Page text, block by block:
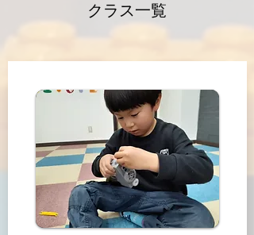
クラス一覧